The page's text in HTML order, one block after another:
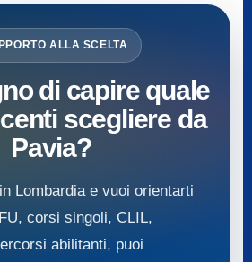
ALLA SCELTA
di capire quale
scegliere da
Pavia?
Lombardia e vuoi orientarti
corsi singoli, CLIL,
abilitanti, puoi